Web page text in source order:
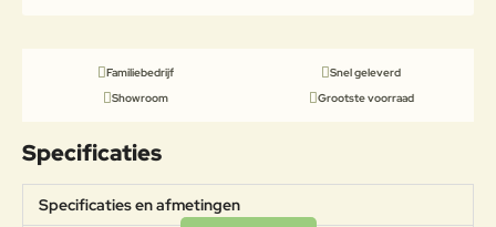
Familiebedrijf
Snel geleverd
Showroom
Grootste voorraad
Specificaties
Specificaties en afmetingen